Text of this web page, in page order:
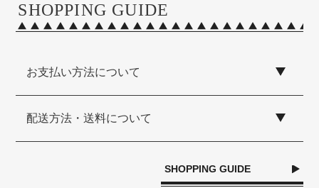
SHOPPING GUIDE
お支払い方法について
配送方法・送料について
SHOPPING GUIDE